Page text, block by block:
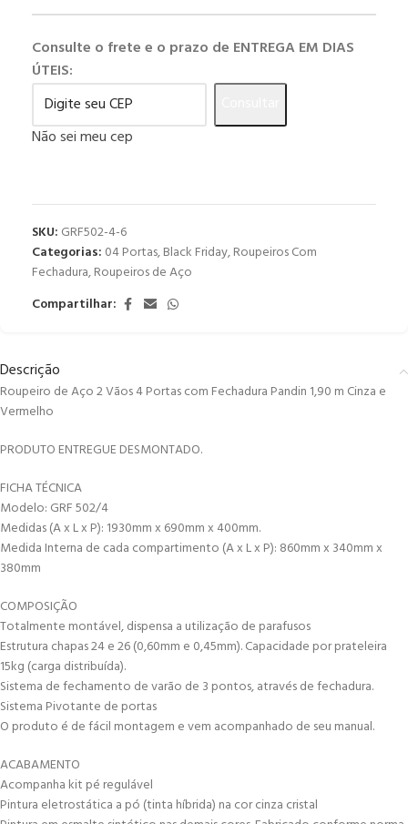
Consulte o frete e o prazo de ENTREGA EM DIAS
ÚTEIS:
Não sei meu cep
SKU: GRF502-4-6
Categorias: 04 Portas,Black Friday,Roupeiros Com
Fechadura,Roupeiros de Aço
Compartilhar:
Descrição
Roupeiro de Aço 2 Vãos 4 Portas com Fechadura Pandin 1,90 m Cinza e
Vermelho
PRODUTO ENTREGUE DESMONTADO.
FICHA TÉCNICA
Modelo: GRF 502/4
Medidas (A x L x P): 1930mm x 690mm x 400mm.
Medida Interna de cada compartimento (A x L x P): 860mm x 340mm x
380mm
COMPOSIÇÃO
Totalmente montável, dispensa a utilização de parafusos
Estrutura chapas 24 e 26 (0,60mm e 0,45mm). Capacidade por prateleira
15kg (carga distribuída).
Sistema de fechamento de varão de 3 pontos, através de fechadura.
Sistema Pivotante de portas
O produto é de fácil montagem e vem acompanhado de seu manual.
ACABAMENTO
Acompanha kit pé regulável
Pintura eletrostática a pó (tinta híbrida) na cor cinza cristal